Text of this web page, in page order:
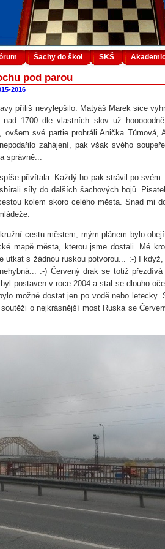
Šachy do škol SKŠ
pod parou
2016
příliš nevylepšilo. Matyáš Marek sice
1700 dle vlastních slov už
své partie prohráli Anička Tůmová,
zahájení, pak však svého
správně...
přivítala. Každý ho pak strávil po
síly do dalších šachových bojů.
kolem skoro celého města. Snad mi
cestu městem, mým plánem bylo
mapě města, kterou jsme dostali. Mé
utkat s žádnou ruskou potvorou... :-) I
:-) Červený drak se totiž
postaven v roce 2004 a stal se dlouho
možné dostat jen po vodě nebo letecky.
o nejkrásnější most Ruska se